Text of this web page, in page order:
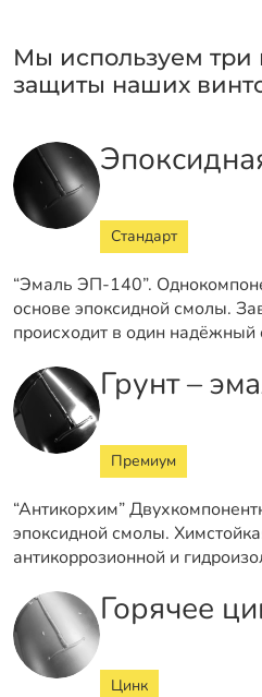
Мы используем три
защиты наших
Стандарт
“Эмаль ЭП-140”.
основе эпоксидной смолы.
происходит в один надёжный
Грунт –
Премиум
“Антикорхим”
эпоксидной смолы.
антикоррозионной и
Горячее
Цинк